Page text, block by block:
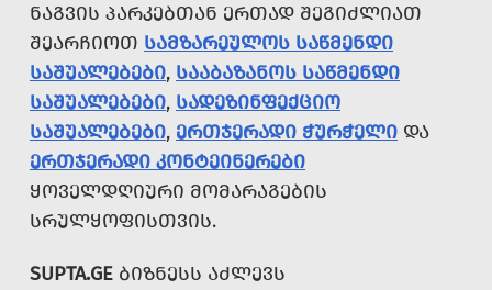
ᲜᲐᲒᲕᲘᲡ ᲞᲐᲠᲙᲔᲑᲗᲐᲜ ᲔᲠᲗᲐᲓ ᲨᲔᲒᲘᲫᲚᲘᲐᲗ
ᲨᲔᲐᲠᲩᲘᲝᲗ ᲡᲐᲛᲖᲐᲠᲔᲣᲚᲝᲡ ᲡᲐᲬᲛᲔᲜᲓᲘ
ᲡᲐᲨᲣᲐᲚᲔᲑᲔᲑᲘ, ᲡᲐᲐᲑᲐᲖᲐᲜᲝᲡ ᲡᲐᲬᲛᲔᲜᲓᲘ
ᲡᲐᲨᲣᲐᲚᲔᲑᲔᲑᲘ, ᲡᲐᲓᲔᲖᲘᲜᲤᲔᲥᲪᲘᲝ
ᲡᲐᲨᲣᲐᲚᲔᲑᲔᲑᲘ, ᲔᲠᲗᲯᲔᲠᲐᲓᲘ ᲭᲣᲠᲭᲔᲚᲘ ᲓᲐ
ᲔᲠᲗᲯᲔᲠᲐᲓᲘ ᲙᲝᲜᲢᲔᲘᲜᲔᲠᲔᲑᲘ
ᲧᲝᲕᲔᲚᲓᲦᲘᲣᲠᲘ ᲛᲝᲛᲐᲠᲐᲒᲔᲑᲘᲡ
ᲡᲠᲣᲚᲧᲝᲤᲘᲡᲗᲕᲘᲡ.
SUPTA.GE ᲑᲘᲖᲜᲔᲡᲡ ᲐᲫᲚᲔᲕᲡ